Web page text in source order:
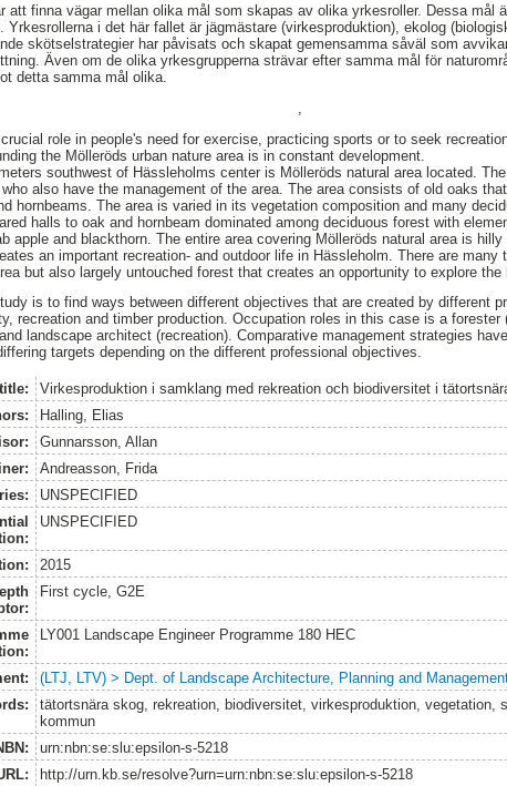
att finna vägar mellan olika mål som skapas av olika yrkesroller. Dessa mål
Yrkesrollerna i det här fallet är jägmästare (virkesproduktion), ekolog
skötselstrategier har påvisats och skapat gemensamma såväl som
Även om de olika yrkesgrupperna strävar efter samma mål för
detta samma mål olika.
role in people's need for exercise, practicing sports or to seek
the Mölleröds urban nature area is in constant development.
southwest of Hässleholms center is Mölleröds natural area located.
also have the management of the area. The area consists of old oaks
hornbeams. The area is varied in its vegetation composition and many
halls to oak and hornbeam dominated among deciduous forest with
apple and blackthorn. The entire area covering Mölleröds natural area is
an important recreation- and outdoor life in Hässleholm. There are
but also largely untouched forest that creates an opportunity to explore the
is to find ways between different objectives that are created by different
recreation and timber production. Occupation roles in this case is a forester
landscape architect (recreation). Comparative management strategies
targets depending on the different professional objectives.
Virkesproduktion i samklang med rekreation och biodiversitet i
Halling, Elias
Gunnarsson, Allan
Andreasson, Frida
UNSPECIFIED
UNSPECIFIED
2015
First cycle, G2E
LY001 Landscape Engineer Programme 180 HEC
(LTJ, LTV) > Dept. of Landscape Architecture, Planning and
tätortsnära skog, rekreation, biodiversitet, virkesproduktion, vegetation,
kommun
urn:nbn:se:slu:epsilon-s-5218
http://urn.kb.se/resolve?urn=urn:nbn:se:slu:epsilon-s-5218